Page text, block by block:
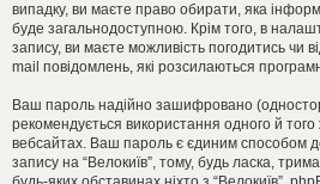
випадку, ви маєте право обирати, яка
буде загальнодоступною. Крім того, в
запису, ви маєте можливість погодитись чи
mail повідомлень, які розсилаються
Ваш пароль надійно зашифровано
рекомендується використання одного й
вебсайтах. Ваш пароль є єдиним способом
запису на “Велокиїв”, тому, будь ласка,